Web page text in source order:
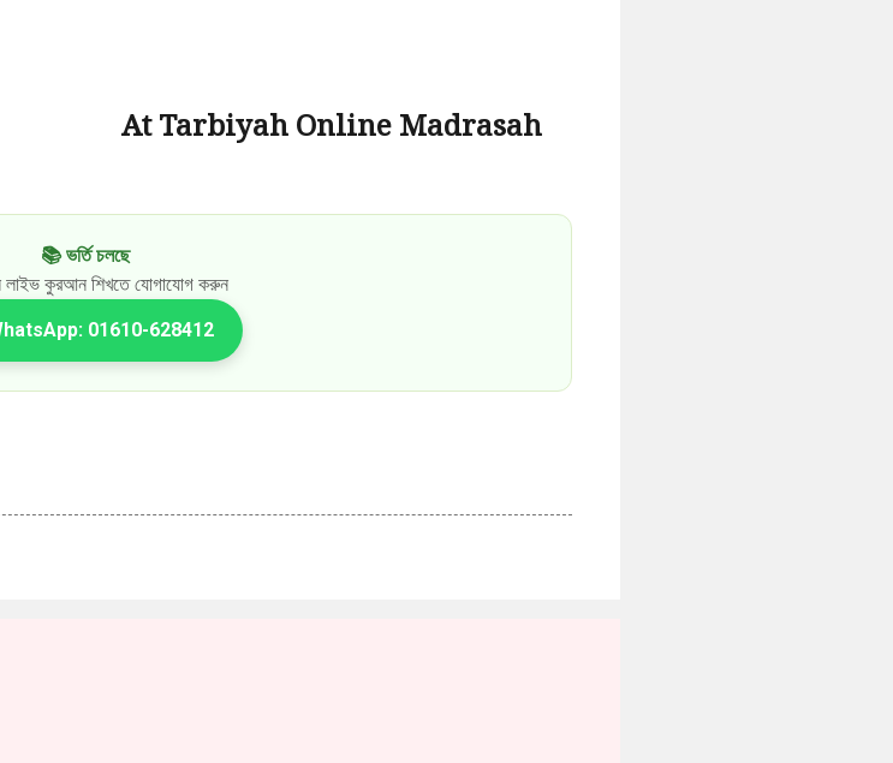
At Tarbiyah Online Madrasah
📚 ভর্তি চলছে
লাইভ কুরআন শিখতে যোগাযোগ করুন
01610-628412